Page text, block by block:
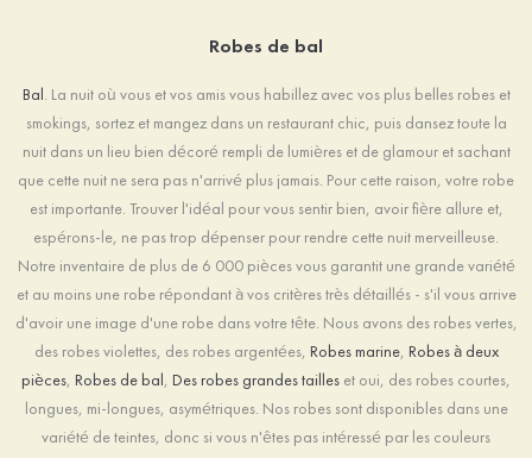
Robes de bal
Bal . La nuit où vous et vos amis vous habillez avec vos plus belles robes et
smokings, sortez et mangez dans un restaurant chic, puis dansez toute la
nuit dans un lieu bien décoré rempli de lumières et de glamour et sachant
que cette nuit ne sera pas n'arrivé plus jamais. Pour cette raison, votre robe
est importante. Trouver l'idéal pour vous sentir bien, avoir fière allure et,
espérons-le, ne pas trop dépenser pour rendre cette nuit merveilleuse.
Notre inventaire de plus de 6 000 pièces vous garantit une grande variété
et au moins une robe répondant à vos critères très détaillés - s'il vous arrive
d'avoir une image d'une robe dans votre tête. Nous avons des robes vertes,
des robes violettes, des robes argentées, Robes marine, Robes à deux
pièces Robes de bal Des robes grandes tailles et oui, des robes courtes,
longues, mi-longues, asymétriques. Nos robes sont disponibles dans une
variété de teintes, donc si vous n'êtes pas intéressé par les couleurs